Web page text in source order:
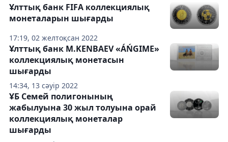
17:19, 02 желтоқсан 2022
Ұлттық банк FIFA коллекциялық
монеталарын шығарды
14:34, 13 сәуір 2022
Ұлттық банк M.KENBAEV «ÁŃGIME»
коллекциялық монетасын
шығарды
ҰБ Семей полигонының
жабылуына 30 жыл толуына орай
коллекциялық монеталар
шығарды